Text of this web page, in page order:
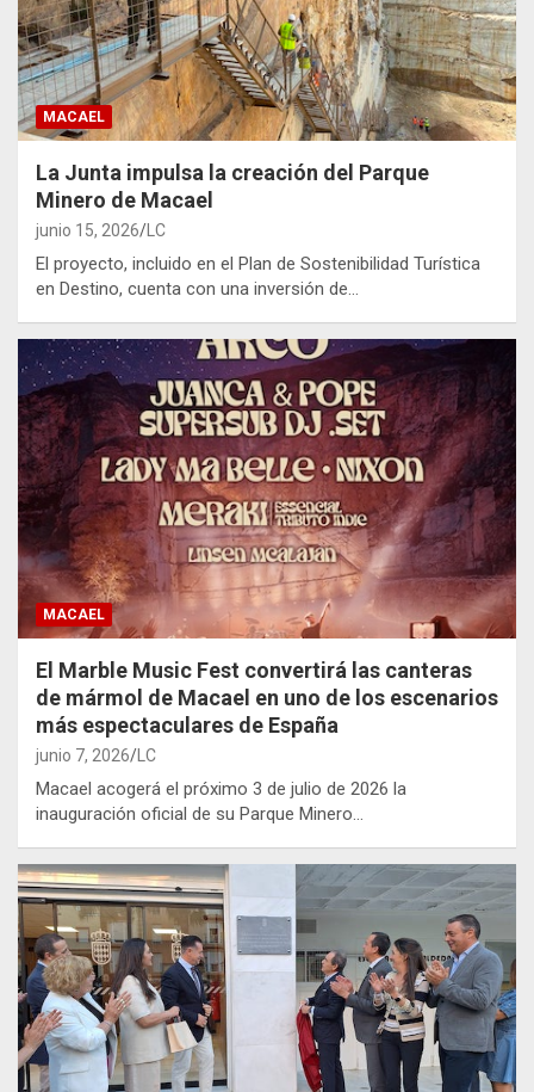
MACAEL
La Junta impulsa la creación del Parque
Minero de Macael
junio 15, 2026 LC
El proyecto, incluido en el Plan de Sostenibilidad Turística
en Destino, cuenta con una inversión de…
MACAEL
El Marble Music Fest convertirá las canteras
de mármol de Macael en uno de los escenarios
más espectaculares de España
junio 7, 2026 LC
Macael acogerá el próximo 3 de julio de 2026 la
inauguración oficial de su Parque Minero…